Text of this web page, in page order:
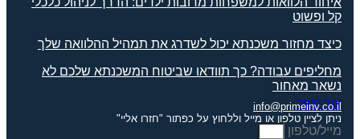
קל ופשוט
כיצד מחזור משכנתא יכול לשדרג את תמהיל ההלוואה שלך
מחליפים עבודה? כך תוודאו שביטוח המשכנתא שלכם לא
נשאר מאחור
צור קשר
info@primeinv.co.il
ניתן לציין טלפון או מייל וללחוץ על כפתור "חזרו אליי"
מייל/טלפון